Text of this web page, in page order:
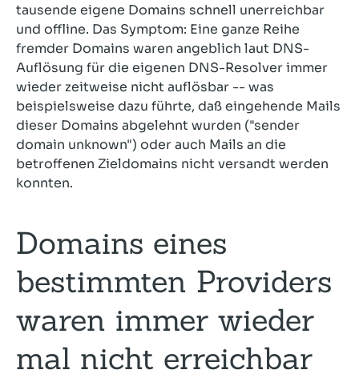
tausende eigene Domains schnell unerreichbar
und offline. Das Symptom: Eine ganze Reihe
fremder Domains waren angeblich laut DNS-
Auflösung für die eigenen DNS-Resolver immer
wieder zeitweise nicht auflösbar -- was
beispielsweise dazu führte, daß eingehende Mails
dieser Domains abgelehnt wurden ("sender
domain unknown") oder auch Mails an die
betroffenen Zieldomains nicht versandt werden
konnten.
Domains eines
bestimmten Providers
waren immer wieder
mal nicht erreichbar